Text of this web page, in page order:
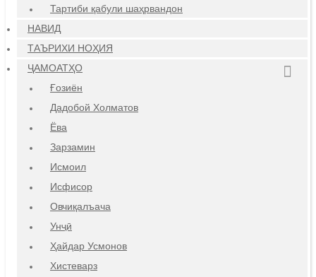
Тартиби қабули шаҳрвандон
НАВИД
ТАЪРИХИ НОҲИЯ
ҶАМОАТҲО
Ғозиён
Дадобой Холматов
Ёва
Зарзамин
Исмоил
Исфисор
Овчиқалъача
Унҷӣ
Ҳайдар Усмонов
Хистеварз